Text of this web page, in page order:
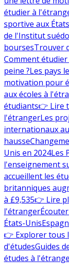
étudier à
sportive aux
de l'Institut
boursesTrouver
Comment
peine ?Les pays
motivation pour
aux écoles à
étudiants👉 Lire
l'étrangerLes
internationaux
hausse
Unis en 2024Les
l'enseignement
accueillent les
britanniques
à £9,535👉 Lire
l'étranger
États-Unis
👉 Explorer tous
d'étudesGuides
études à